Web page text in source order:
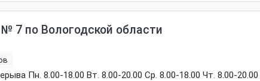
7 по Вологодской области
Пн. 8.00-18.00 Вт. 8.00-20.00 Ср. 8.00-18.00 Чт. 8.00-